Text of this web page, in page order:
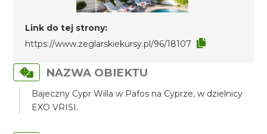
Link do tej strony:
https://www.zeglarskiekursy.pl/96/18107
NAZWA OBIEKTU
Bajeczny Cypr Willa w Pafos na Cyprze, w dzielnicy
EXO VRISI.